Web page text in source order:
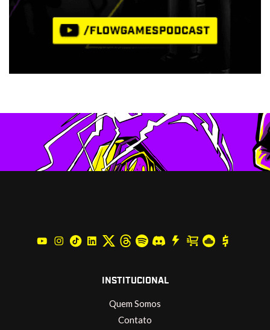
INSTITUCIONAL
Quem Somos
Contato